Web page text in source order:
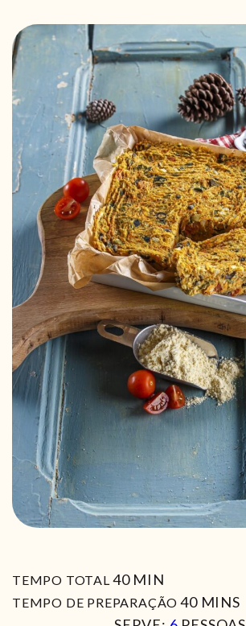
TEMPO TOTAL 40MIN
MIN
TEMPO DE PREPARAÇÃO 40MIN
MINS